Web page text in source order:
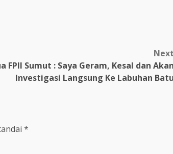
Next
FPII Sumut : Saya Geram, Kesal dan Akan
Investigasi Langsung Ke Labuhan Batu
*